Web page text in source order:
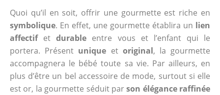
Quoi qu’il en soit, offrir une gourmette est riche en
symbolique. En effet, une gourmette établira un lien
affectifetdurable entre vous et l’enfant qui le
portera. Présent unique et original, la gourmette
accompagnera le bébé toute sa vie. Par ailleurs, en
plus d’être un bel accessoire de mode, surtout si elle
est or, la gourmette séduit parson élégance raffinée